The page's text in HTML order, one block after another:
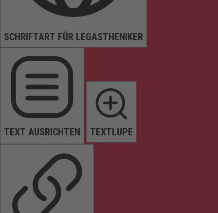
SCHRIFTART FÜR LEGASTHENIKER
TEXT AUSRICHTEN TEXTLUPE